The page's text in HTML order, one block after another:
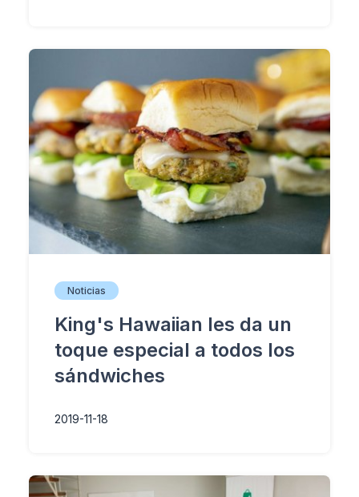
Noticias
King's Hawaiian les da un
toque especial a todos los
sándwiches
2019-11-18